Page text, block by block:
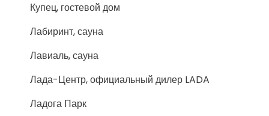
Купец, гостевой дом
Лабиринт, сауна
Лавиаль, сауна
Лада-Центр, официальный дилер LADA
Ладога Парк